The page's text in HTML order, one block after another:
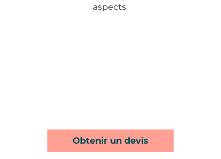
aspects
Obtenir un devis